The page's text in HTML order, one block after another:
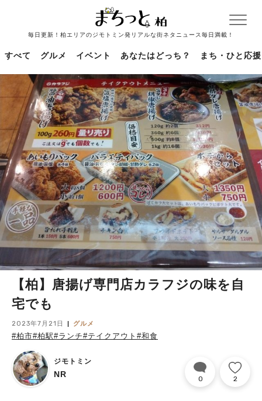
毎日更新！柏エリアのジモトミン発リアルな街ネタニュース毎日満載！
すべて グルメ イベント あなたはどっち？ まち・ひと応援
【柏】唐揚げ専門店カラフジの味を自
宅でも
2023年7月21日 グルメ
#柏市#柏駅#ランチ#テイクアウト #和食
ジモトミン
NR 0 2